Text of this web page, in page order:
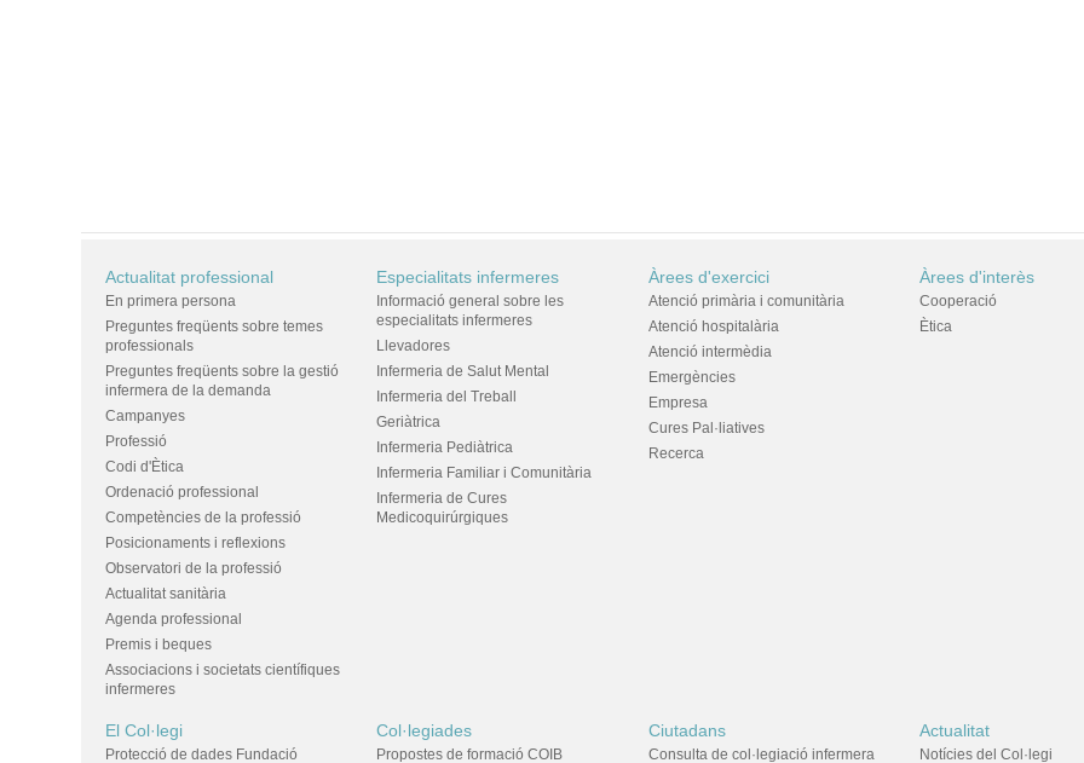
Actualitat professional
En primera persona
Preguntes freqüents sobre temes
professionals
Preguntes freqüents sobre la gestió
infermera de la demanda
Campanyes
Professió
Codi d'Ètica
Ordenació professional
Competències de la professió
Posicionaments i reflexions
Observatori de la professió
Actualitat sanitària
Agenda professional
Premis i beques
Associacions i societats científiques
infermeres
Especialitats infermeres
Informació general sobre les
especialitats infermeres
Llevadores
Infermeria de Salut Mental
Infermeria del Treball
Geriàtrica
Infermeria Pediàtrica
Infermeria Familiar i Comunitària
Infermeria de Cures
Medicoquirúrgiques
Àrees d'exercici
Atenció primària i comunitària
Atenció hospitalària
Atenció intermèdia
Emergències
Empresa
Cures Pal·liatives
Recerca
Àrees d'interès
Cooperació
Ètica
El Col·legi
Protecció de dades Fundació
Col·legiades
Propostes de formació COIB
Ciutadans
Consulta de col·legiació infermera
Actualitat
Notícies del Col·legi